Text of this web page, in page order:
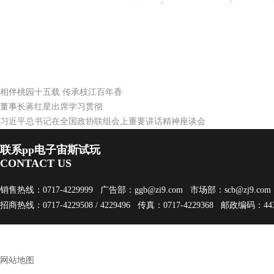
相伴桃园十五载 传承枝江百年香
董事长蒋红星出席学习贯彻
习近平总书记在全国政协联组会上重要讲话精神座谈会
联系pp电子宙斯试玩
CONTACT US
销售热线：0717-4229999 广告部： ggb@zi9.com 市场部： scb@zj9.com
招商热线：0717-4229508 / 4229496 传真：0717-4229368 邮政编码：
网站地图